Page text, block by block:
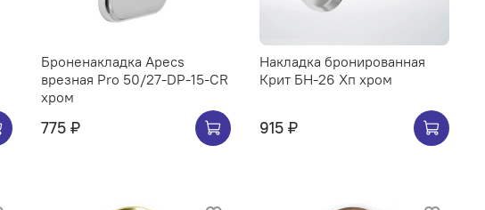
Броненакладка Apecs
врезная Pro 50/27-DP-15-CR
хром
775 ₽
Накладка бронированная
Крит БН-26 Хп хром
915 ₽